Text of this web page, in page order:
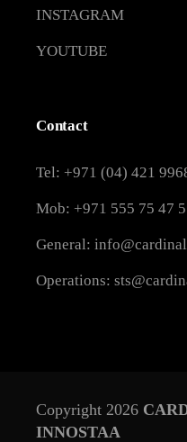
INSTAGRAM
YOUTUBE
Contact
Tel: +971 (04) 421
Mob: +971 555 75 47
General:
Operations:
Copyright 2026
INNOSTAA